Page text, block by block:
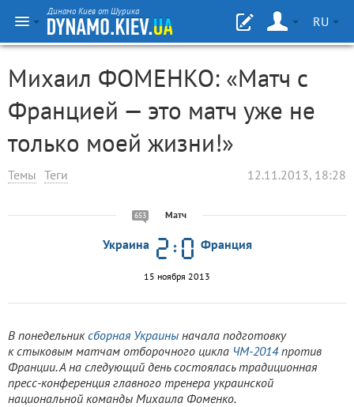
Динамо Киев от Шурика
RU
Михаил ФОМЕНКО: «Матч с
Францией — это матч уже не
только моей жизни!»
Темы Теги 12.11.2013, 18:28
653 Матч
Украина Франция
15 ноября 2013
В понедельниксборная Украины начала подготовку
к стыковым матчам отборочного цикла ЧМ-2014против
Франции. А на следующий день состоялась традиционная
пресс-конференция главного тренера украинской
национальной команды Михаила Фоменко.